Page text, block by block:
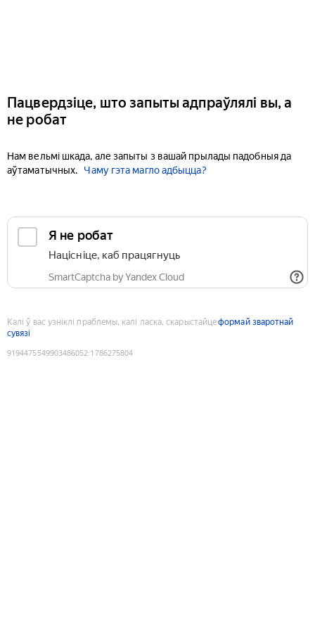
Пацвердзіце, што запыты адпраўлялі вы, а
не робат
Нам вельмі шкада, але запыты з вашай прылады падобныя да
аўтаматычных.
Чаму гэта магло адбыцца?
Я не робат
Націсніце, каб працягнуць
SmartCaptcha by Yandex Cloud
Калі ў вас узніклі праблемы, калі ласка, скарыстайцеформай зваротнай
сувязі
9194475549903486052:1786275804